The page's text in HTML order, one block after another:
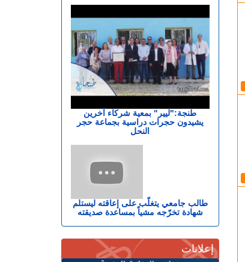
طنجة:"ليير" بمعية شركاء آخرين
يشيدون حجرات دراسية بجماعة حجر
النحل
طالب جامعي يتغلّب على إعاقته ليستلم
شهادة تخرّجه مشياً بمساعدة صديقته
إعلانات